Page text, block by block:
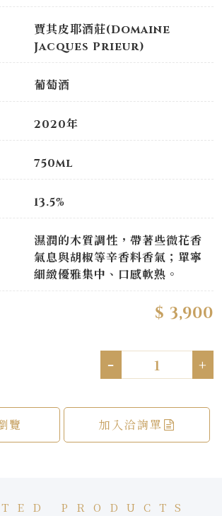
賈其皮耶酒莊(Domaine
Jacques Prieur)
葡萄酒
2020年
750ml
13.5%
濕潤的木質調性，帶著些微花香
氣息與胡椒等辛香料香氣；單寧
細緻優雅集中、口感軟熟。
$ 3,900
- +
覽 加入洽詢單
PRODUCTS